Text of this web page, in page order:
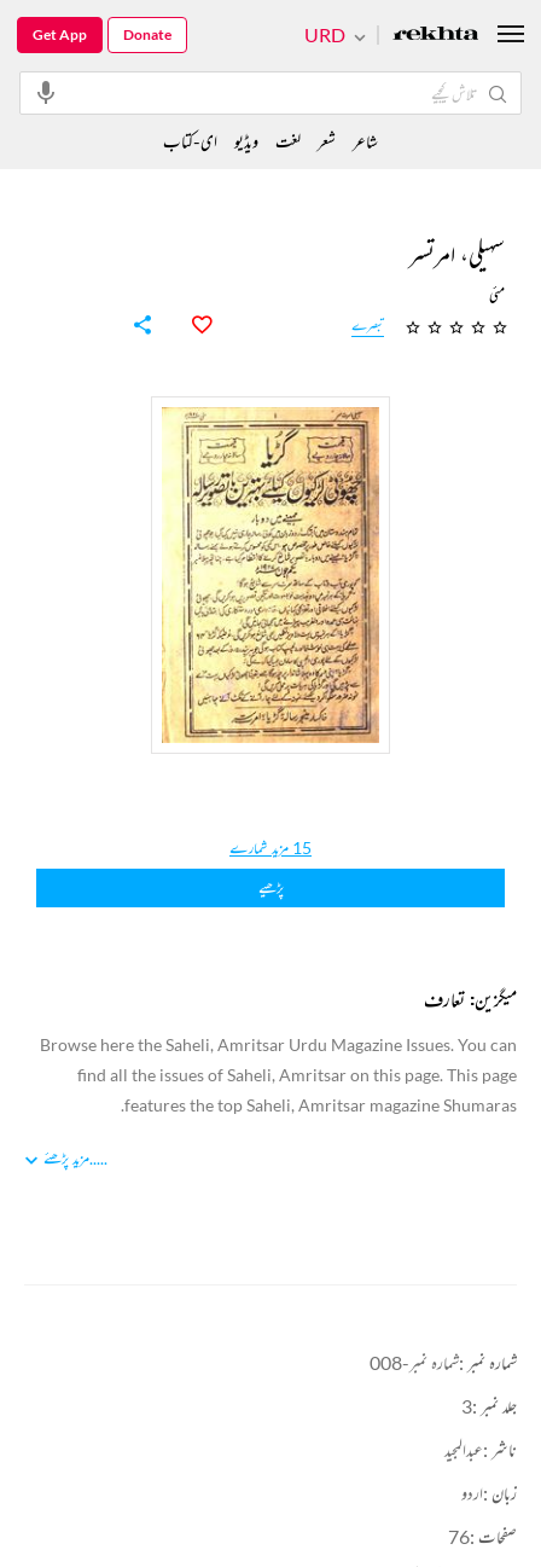
سہیلی، امرتسر
مئی
تبصرے
15 مزید شمارے
پڑھیے
میگزین: تعارف
Browse here the Saheli, Amritsar Urdu Magazine Issues. You can
find all the issues of Saheli, Amritsar on this page. This page
features the top Saheli, Amritsar magazine Shumaras.
.....مزید پڑھئے
شمارہ نمبر :شمارہ نمبر-008
جلد نمبر :3
ناشر :عبدالمجید
زبان :اردو
صفحات :76
URD
Get App Donate
شاعر شعر لغت ویڈیو ای-کتاب